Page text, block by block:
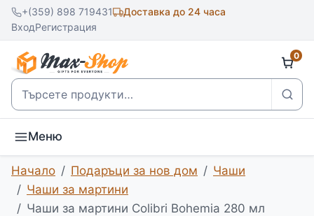
+(359) 898 719431
Доставка до 24 часа
ВходРегистрация
Търсене
0
Меню
Начало Подаръци за нов дом
Чаши
Чаши за мартини
Чаши за мартини Colibri Bohemia 280 мл